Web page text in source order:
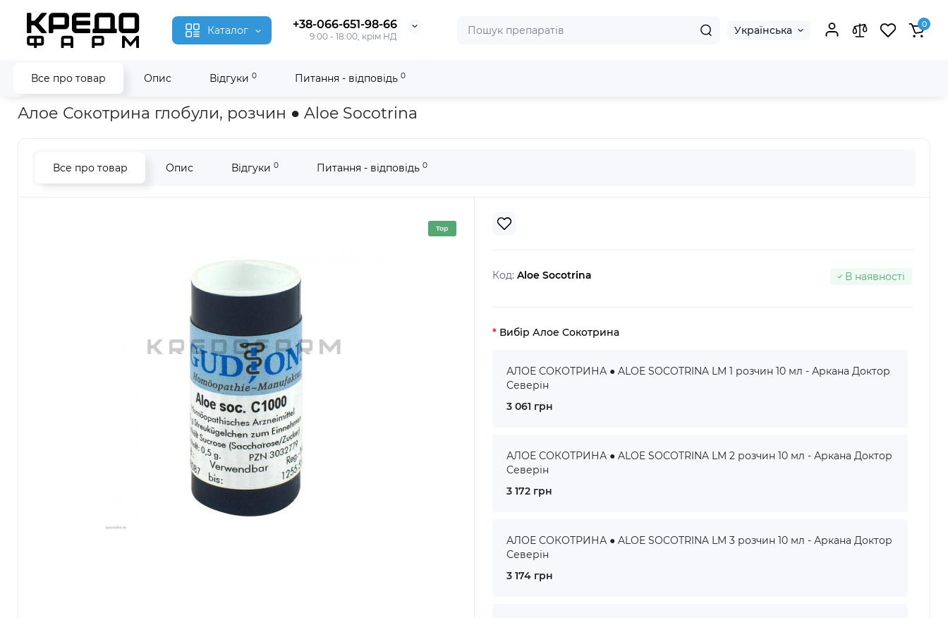
Каталог +38-066-651-98-66
9:00 - 18:00, крім НД Українська 0
Все про товар Опис Відгуки 0 Питання - відповідь 0
Головна Гомеопатія Алое Сокотрина ● Aloe Socotrina
Алое Сокотрина глобули, розчин ● Aloe Socotrina
Все про товар Опис Відгуки 0 Питання - відповідь 0
Top
Код: Aloe Socotrina В наявності
Вибір Алое Сокотрина
АЛОЕ СОКОТРИНА ● ALOE SOCOTRINA LM 1 розчин 10 мл - Аркана Доктор
Северін
3 061 грн
АЛОЕ СОКОТРИНА ● ALOE SOCOTRINA LM 2 розчин 10 мл - Аркана Доктор
Северін
3 172 грн
АЛОЕ СОКОТРИНА ● ALOE SOCOTRINA LM 3 розчин 10 мл - Аркана Доктор
Северін
3 174 грн